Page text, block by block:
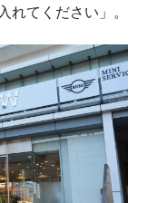
れてください」。